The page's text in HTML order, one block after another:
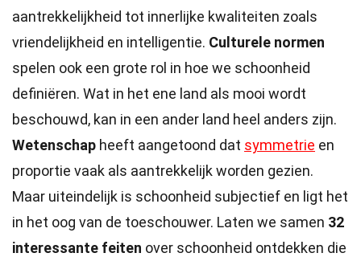
aantrekkelijkheid tot innerlijke kwaliteiten zoals
vriendelijkheid en intelligentie. Culturele normen
spelen ook een grote rol in hoe we schoonheid
definiëren. Wat in het ene land als mooi wordt
beschouwd, kan in een ander land heel anders zijn.
Wetenschap heeft aangetoond dat symmetrie en
proportie vaak als aantrekkelijk worden gezien.
Maar uiteindelijk is schoonheid subjectief en ligt het
in het oog van de toeschouwer. Laten we samen 32
interessante feiten over schoonheid ontdekken die